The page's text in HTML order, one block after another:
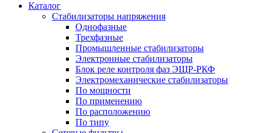
Каталог
Стабилизаторы напряжения
Однофазные
Трехфазные
Промышленные стабилизаторы
Электронные стабилизаторы
Блок реле контроля фаз ЭЩР-РКФ
Электромеханические стабилизаторы
По мощности
По применению
По расположению
По типу